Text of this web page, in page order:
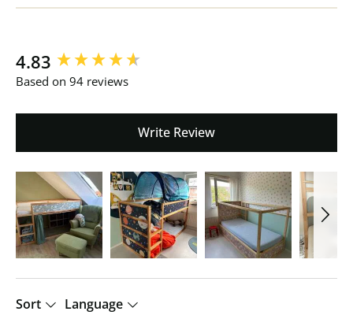
4.83
Based on 94 reviews
Write Review
Sort Language
New content loaded